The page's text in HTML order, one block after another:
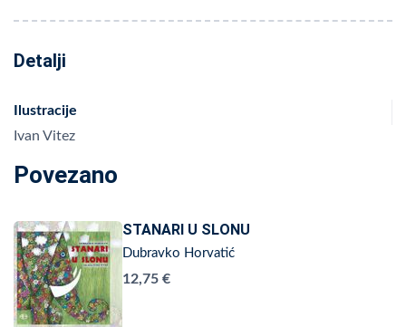
Detalji
Ilustracije
Ivan Vitez
Povezano
STANARI U SLONU
Dubravko Horvatić
12,75 €